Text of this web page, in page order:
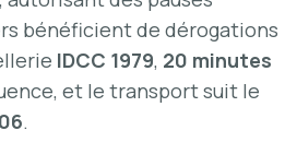
bénéficient de dérogations
IDCC 1979, 20 minutes
et le transport suit le
.